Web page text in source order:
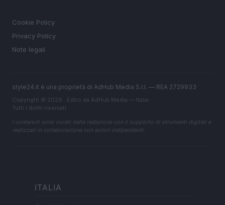
Cookie Policy
Privacy Policy
Note legali
style24.it è una proprietà di AdHub Media S.r.l. — REA 2729933
Copyright © 2026 · Edito da AdHub Media — Italia
Tutti i diritti riservati
I contenuti sono curati dalla redazione con il supporto di strumenti digitali e
realizzati in collaborazione con autori indipendenti.
ITALIA